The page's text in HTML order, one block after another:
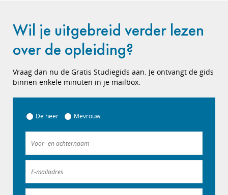
Wil je uitgebreid verder lezen
over de opleiding?
Vraag dan nu de Gratis Studiegids aan. Je ontvangt de gids
binnen enkele minuten in je mailbox.
De heer Mevrouw